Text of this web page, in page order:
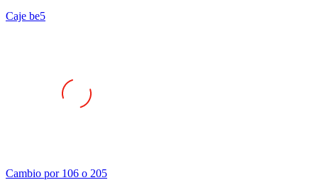
Caje be5
Cambio por 106 o 205